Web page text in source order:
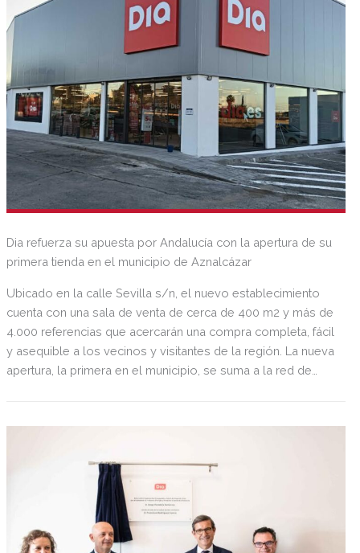
soporte de más de 15.000 empleos en sus proveedores
directos y en el resto de la cadena de valor.
Dia refuerza su apuesta por Andalucía con la apertura de su
primera tienda en el municipio de Aznalcázar
Ubicado en la calle Sevilla s/n, el nuevo establecimiento
cuenta con una sala de venta de cerca de 400 m2 y más de
4.000 referencias que acercarán una compra completa, fácil
y asequible a los vecinos y visitantes de la región. La nueva
apertura, la primera en el municipio, se suma a la red de
alcanzando 516 en toda la comunidad andaluza. Este nuevo
un reflejo de la firme apuesta de Dia por impulsar la
economía local y el empleo.